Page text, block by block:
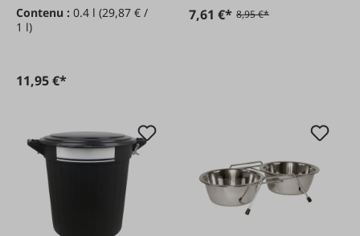
Contenu : 0.4 l (29,87 € /
1 l)
11,95 €*
7,61 €* 8,95 €*